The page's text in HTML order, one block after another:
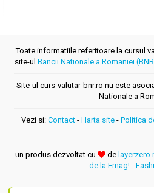
Toate informatiile referitoare la cursul
site-ul Bancii Nationale a Romaniei
Site-ul curs-valutar-bnr.ro nu este
Nationale a
Vezi si: Contact - Harta site - Politica
un produs dezvoltat cu de
de la Emag!-